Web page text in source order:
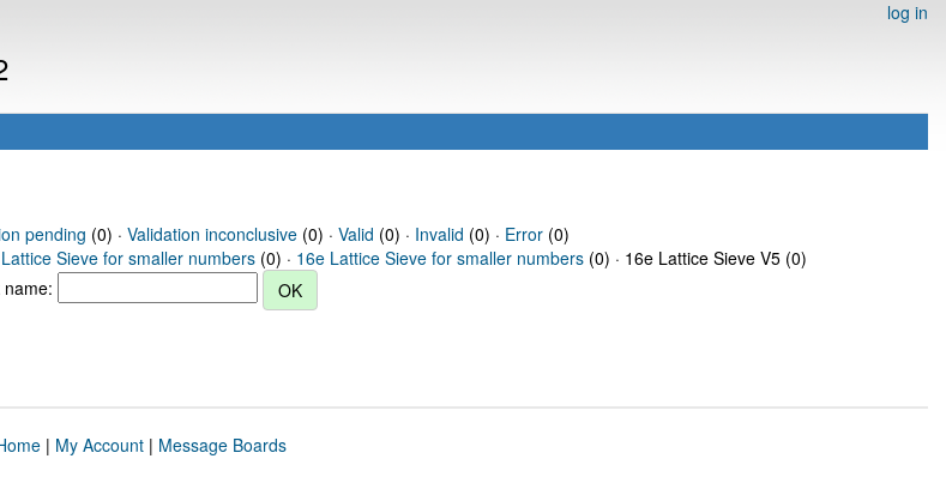
log in
pending (0) · Validation inconclusive(0) · Valid (0) · Invalid (0) · Error(0)
Sieve for smaller numbers (0) · 16e Lattice Sieve for smaller numbers (0) · 16e Lattice Sieve V5 (0)
name:
| My Account| Message Boards